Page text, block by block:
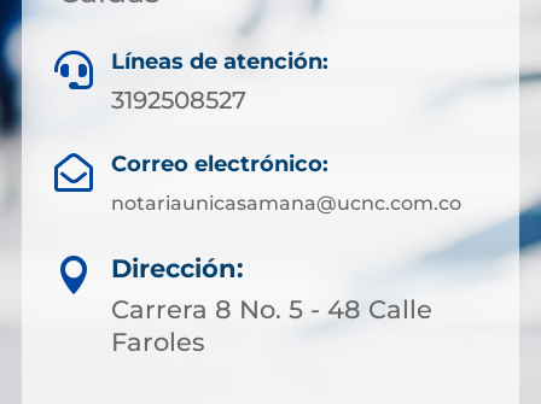
 Líneas de atención:
3192508527
 Correo electrónico:
notariaunicasamana@ucnc.com.co

Dirección:
Carrera 8 No. 5 - 48 Calle
Faroles